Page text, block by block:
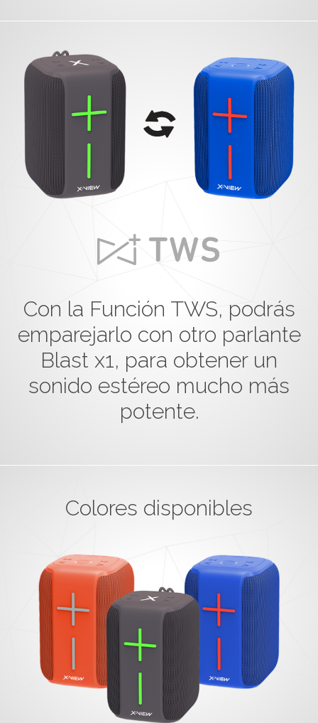
Con la Función TWS, podrás
emparejarlo con otro parlante
Blast x1, para obtener un
sonido estéreo mucho más
potente.
Colores disponibles